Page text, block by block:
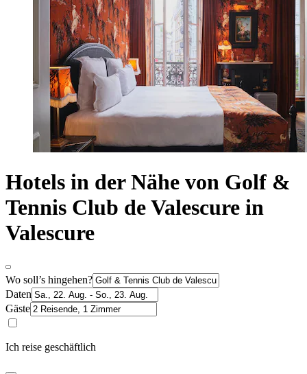
Hotels in der Nähe von Golf &
Tennis Club de Valescure in
Valescure
Wo soll’s hingehen?
Daten
Gäste
Ich reise geschäftlich